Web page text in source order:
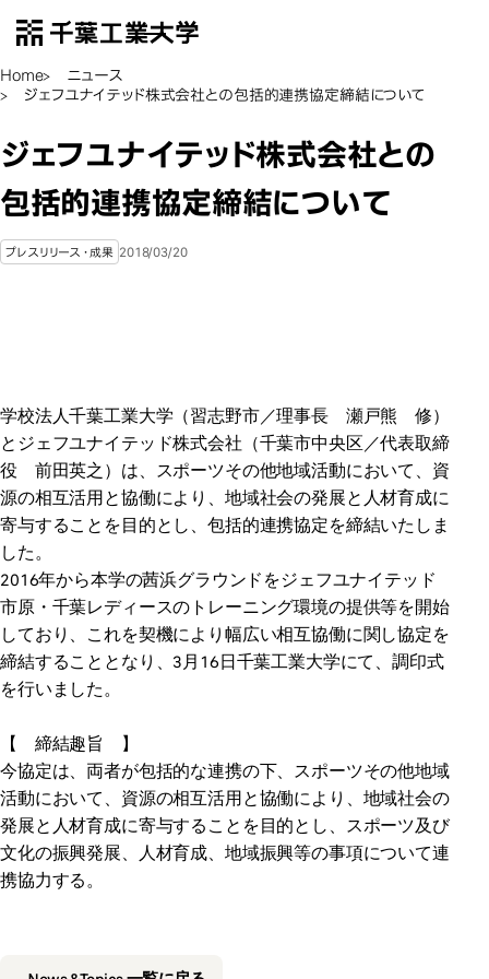
千葉工業大学
Open Menu
Home
ニュース
ジェフユナイテッド株式会社との包括的連携協定締結について
ジェフユナイテッド株式会社との
包括的連携協定締結について
プレスリリース・成果 2018/03/20
学校法人千葉工業大学（習志野市／理事長 瀬戸熊 修）
とジェフユナイテッド株式会社（千葉市中央区／代表取締
役 前田英之）は、スポーツその他地域活動において、資
源の相互活用と協働により、地域社会の発展と人材育成に
寄与することを目的とし、包括的連携協定を締結いたしま
した。
2016年から本学の茜浜グラウンドをジェフユナイテッド
市原・千葉レディースのトレーニング環境の提供等を開始
しており、これを契機により幅広い相互協働に関し協定を
締結することとなり、3月16日千葉工業大学にて、調印式
を行いました。
【 締結趣旨 】
今協定は、両者が包括的な連携の下、スポーツその他地域
活動において、資源の相互活用と協働により、地域社会の
発展と人材育成に寄与することを目的とし、スポーツ及び
文化の振興発展、人材育成、地域振興等の事項について連
携協力する。